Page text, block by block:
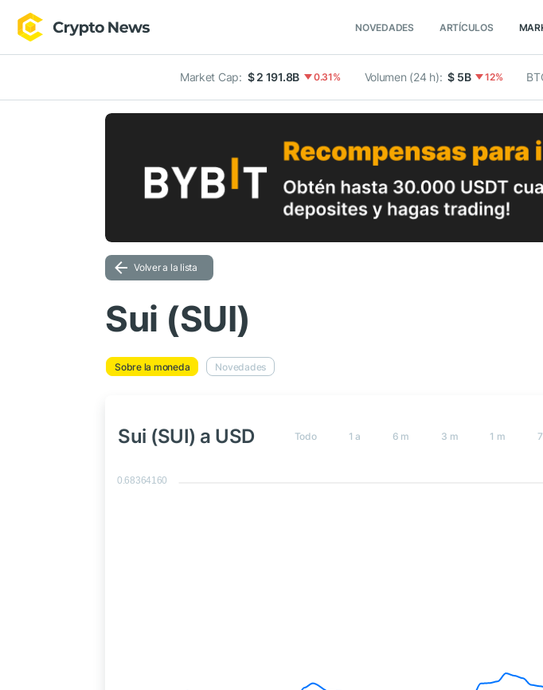
NOVEDADES ARTÍCULOS
Market Cap: $ 2 191.8B 0.31% Volumen (24 h): $ 5B 12%
Volver a la lista
Sui (SUI)
Sobre la moneda Novedades
Sui (SUI) a USD Todo 1 a 6 m 3 m 1 m
0.68364160